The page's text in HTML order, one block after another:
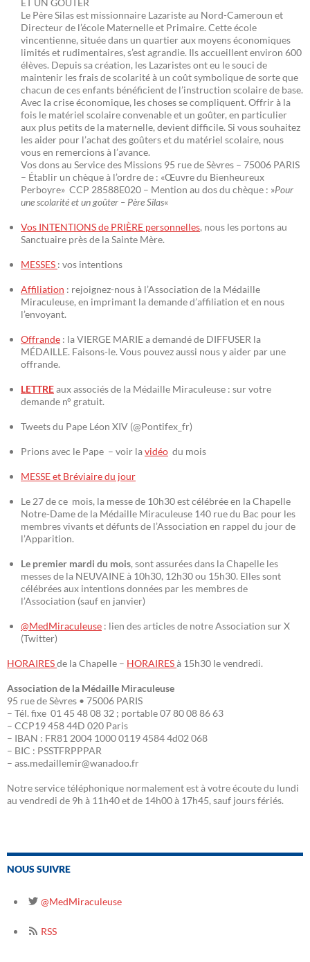
ET UN GOÛTER
Le Père Silas est missionnaire Lazariste au Nord-Cameroun et
Directeur de l’école Maternelle et Primaire. Cette école
vincentienne, située dans un quartier aux moyens économiques
limités et rudimentaires, s’est agrandie. Ils accueillent environ 600
élèves. Depuis sa création, les Lazaristes ont eu le souci de
maintenir les frais de scolarité à un coût symbolique de sorte que
chacun de ces enfants bénéficient de l’instruction scolaire de base.
Avec la crise économique, les choses se compliquent. Offrir à la
fois le matériel scolaire convenable et un goûter, en particulier
aux plus petits de la maternelle, devient difficile. Si vous souhaitez
les aider pour l’achat des goûters et du matériel scolaire, nous
vous en remercions à l’avance.
Vos dons au Service des Missions 95 rue de Sèvres – 75006 PARIS
– Établir un chèque à l’ordre de : «Œuvre du Bienheureux
Perboyre» CCP 28588E020 – Mention au dos du chèque : »Pour
une scolarité et un goûter – Père Silas«
Vos INTENTIONS de PRIÈRE personnelles, nous les portons au
Sanctuaire près de la Sainte Mère.
MESSES : vos intentions
Affiliation : rejoignez-nous à l’Association de la Médaille
Miraculeuse, en imprimant la demande d’affiliation et en nous
l’envoyant.
Offrande : la VIERGE MARIE a demandé de DIFFUSER la
MÉDAILLE. Faisons-le. Vous pouvez aussi nous y aider par une
offrande.
LETTREaux associés de la Médaille Miraculeuse : sur votre
demande n° gratuit.
Tweets du Pape Léon XIV (@Pontifex_fr)
Prions avec le Pape – voir lavidéo du mois
MESSE et Bréviaire du jour
Le 27 de ce mois, la messe de 10h30 est célébrée en la Chapelle
Notre-Dame de la Médaille Miraculeuse 140 rue du Bac pour les
membres vivants et défunts de l’Association en rappel du jour de
l’Apparition.
Le premier mardi du mois, sont assurées dans la Chapelle les
messes de la NEUVAINE à 10h30, 12h30 ou 15h30. Elles sont
célébrées aux intentions données par les membres de
l’Association (sauf en janvier)
@MedMiraculeuse : lien des articles de notre Association sur X
(Twitter)
HORAIRESde la Chapelle – HORAIRESà 15h30 le vendredi.
Association de la Médaille Miraculeuse
95 rue de Sèvres • 75006 PARIS
– Tél. fixe 01 45 48 08 32 ; portable 07 80 08 86 63
– CCP19 458 44D 020 Paris
– IBAN : FR81 2004 1000 0119 4584 4d02 068
– BIC : PSSTFRPPPAR
– ass.medaillemir@wanadoo.fr
Notre service téléphonique normalement est à votre écoute du lundi
au vendredi de 9h à 11h40 et de 14h00 à 17h45, sauf jours fériés.
NOUS SUIVRE
@MedMiraculeuse
RSS